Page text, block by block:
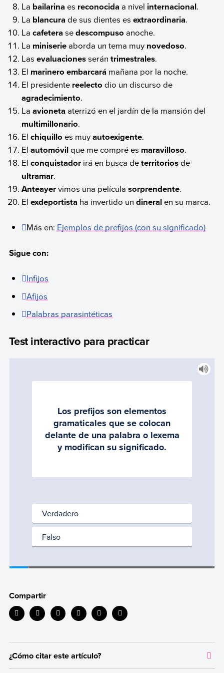
La bailarinaes reconocidaa nivel internacional.
La blancurade sus dientes esextraordinaria.
Lacafeterasedescompusoanoche.
La miniserieaborda un tema muy novedoso.
Lasevaluacionesserántrimestrales.
El marinero embarcará mañana por la noche.
El presidente reelectodio un discurso de
agradecimiento.
Laavionetaaterrizó en el jardín de la mansión del
multimillonario.
Elchiquilloes muyautoexigente.
Elautomóvilque me compré es maravilloso.
Elconquistador irá en busca deterritoriosde
ultramar.
Anteayervimos una películasorprendente.
Elexdeportista ha invertido undineralen su marca.
Más en:Ejemplos de prefijos (con su significado)
Sigue con:
Infijos
Afijos
Palabras parasintéticas
Test interactivo para practicar
Compartir
¿Cómo citar este artículo?